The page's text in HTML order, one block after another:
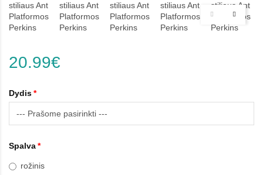
20.99€
Dydis
Spalva
rožinis